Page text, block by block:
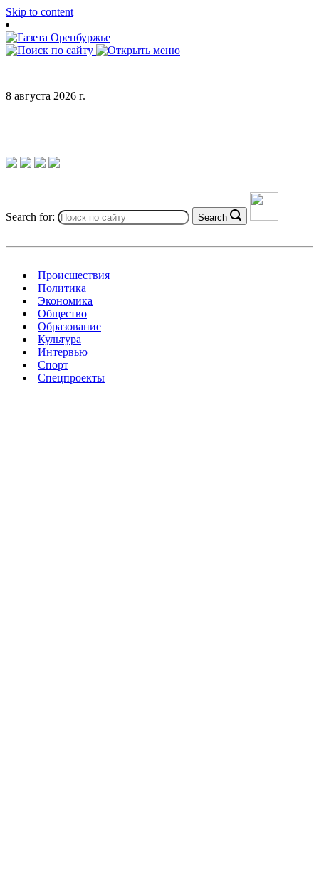
Skip to content
8 августа 2026 г.
Search for: Search
Происшествия
Политика
Экономика
Общество
Образование
Культура
Интервью
Спорт
Спецпроекты